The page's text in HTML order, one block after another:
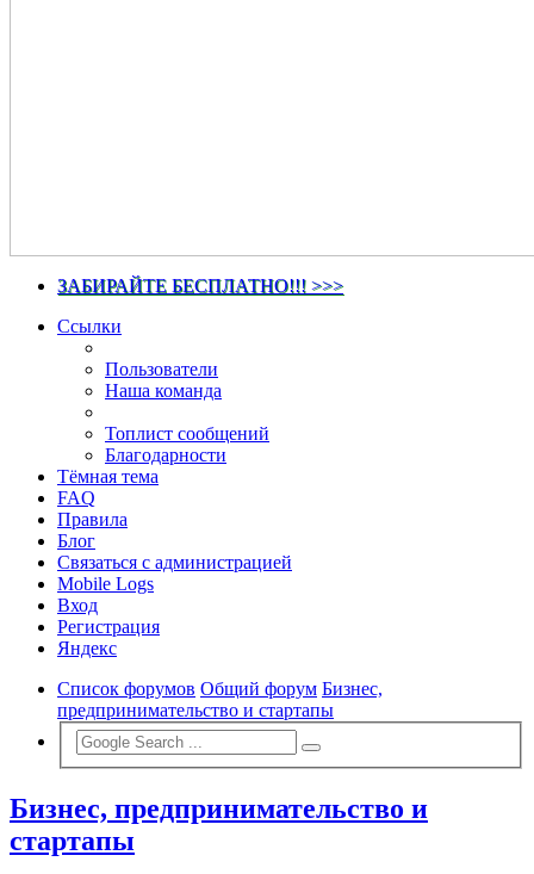
ЗАБИРАЙТЕ БЕСПЛАТНО!!! >>>
Ссылки
Пользователи
Наша команда
Топлист сообщений
Благодарности
Тёмная тема
FAQ
Правила
Блог
Связаться с администрацией
Mobile Logs
Вход
Регистрация
Яндекс
Список форумов Общий форум Бизнес,
предпринимательство и стартапы
Бизнес, предпринимательство и
стартапы